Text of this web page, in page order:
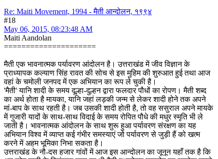
Re: Maiti Movement, 1994 - मैती आन्दोलन, १९९४
#18
May 06, 2015, 08:23:48 AM
Maiti Aandolan
=====================
मैती एक भावनात्मक पर्यावरण आंदोलन है। उत्तराखंड में जीव विज्ञान के
प्राध्यापक कल्याण सिंह रावत की सोच से इस मुहिम की शुरुआत हुई तथा आज
वहां के चमोली जनपद में एक अभियान का रूप ले चुकी है।
'मैती' यानि शादी के समय दूल्हा-दुल्हन द्वारा फलदार पौधों का रोपण। मैती शब्द
का अर्थ होता है मायका, यानि जहां लड़की जन्म से लेकर शादी होने तक अपने
मां-बाप के साथ रहती है। जब उसकी शादी होती है, तो वह ससुराल अपने मायके
में गुजारी यादों के साथ-साथ विदाई के समय रोपित पौधे की मधुर स्मृति भी ले
जाती है। भावनात्मक आंदोलन के साथ शुरू हुआ पर्यावरण संरक्षण का यह
अभियान विश्व में व्याप्त कई गंभीर समस्याएं जो पर्यावरण से जुड़ी हैं को खत्म
करने में अहम भूमिका निभा सकता है।
उत्तराखंड के नौ-दस हजार गांवों में आज इस आन्दोलन का जूनून यहाँ तक है कि